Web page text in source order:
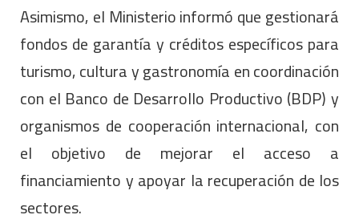
Asimismo, el Ministerio informó que gestionará
fondos de garantía y créditos específicos para
turismo, cultura y gastronomía en coordinación
con el Banco de Desarrollo Productivo (BDP) y
organismos de cooperación internacional, con
el objetivo de mejorar el acceso a
financiamiento y apoyar la recuperación de los
sectores.